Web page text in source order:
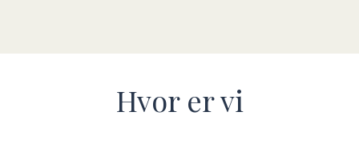
Hvor er vi